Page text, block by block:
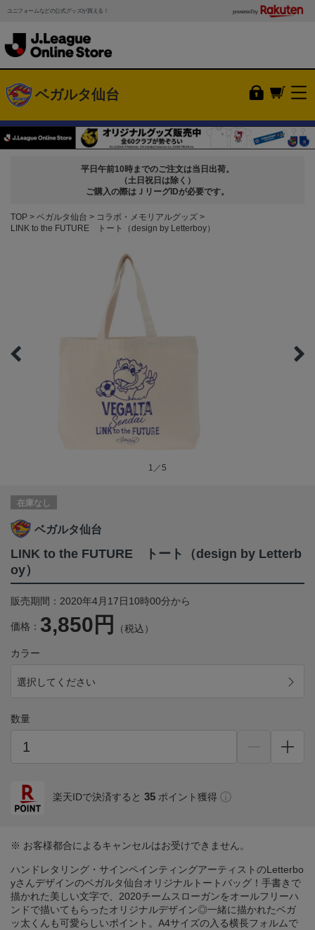
ユニフォームなどの公式グッズが買える！ powered by
ベガルタ仙台
平日午前10時までのご注文は当日出荷。
（土日祝日は除く）
ご購入の際はＪリーグIDが必要です。
TOP ベガルタ仙台
コラボ・メモリアルグッズ
LINK to the FUTURE トート（design by Letterboy）
1／5
在庫なし
ベガルタ仙台
LINK to the FUTURE トート（design by Letterb
oy）
販売期間：2020年4月17日10時00分から
価格： 3,850円 （税込）
カラー
選択してください
数量
楽天IDで決済すると 35 ポイント獲得
※ お客様都合によるキャンセルはお受けできません。
ハンドレタリング・サインペインティングアーティストのLetterbo
yさんデザインのベガルタ仙台オリジナルトートバッグ！手書きで
描かれた美しい文字で、2020チームスローガンをオールフリーハ
ンドで描いてもらったオリジナルデザイン◎一緒に描かれたベガ
ッ太くんも可愛らしいポイント。A4サイズの入る横長フォルムで